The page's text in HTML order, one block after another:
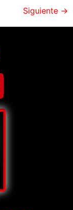
Siguiente →